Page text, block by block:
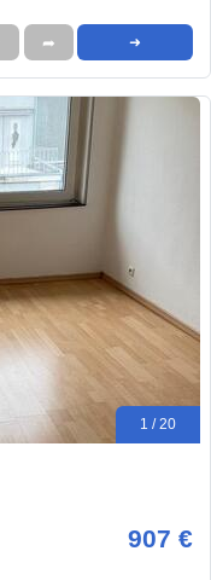
➦ ➜
1 / 20
907 €